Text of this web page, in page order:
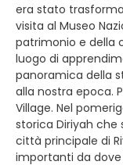
era stato
visita al Museo
patrimonio e della
luogo di
panoramica della
alla nostra epoca.
Village. Nel
storica Diriyah che
città principale di
importanti da dove